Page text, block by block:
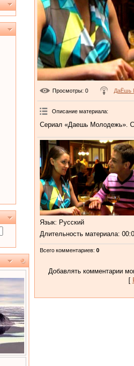
Просмотры: 0 ДаЁшь
Описание материала:
Сериал «Даешь Молодежь».
Язык: Русский
Длительность материала:
Всего комментариев: 0
Добавлять комментарии
[